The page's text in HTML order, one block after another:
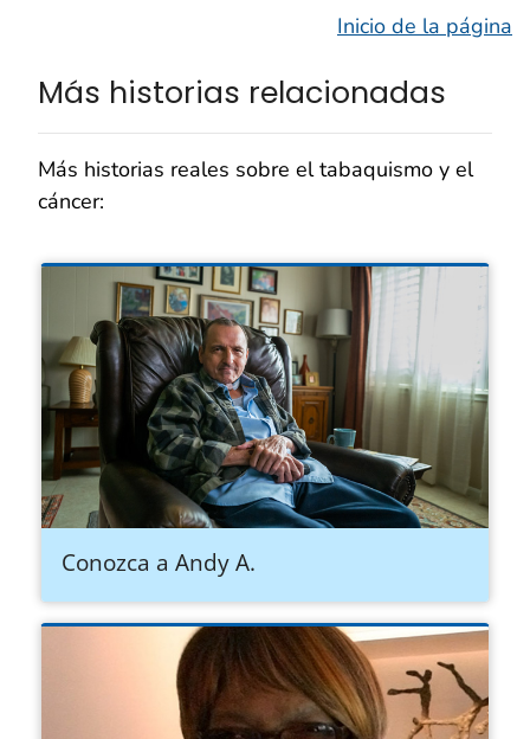
Inicio de la página
Más historias relacionadas
Más historias reales sobre el tabaquismo y el
cáncer:
Conozca a Andy A.